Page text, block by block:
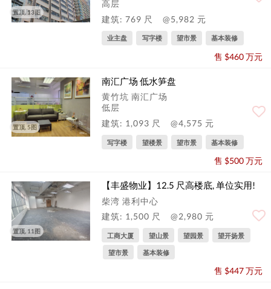
置顶, 13图
高层
建筑: 769 尺
@5,982 元
业主盘 写字楼 望市景 基本装修
售 $460 万元
置顶, 5图
南汇广场 低水笋盘
黄竹坑 南汇广场
低层
建筑: 1,093 尺
@4,575 元
写字楼 望楼景 望市景 基本装修
售 $500 万元
置顶, 11图
【丰盛物业】12.5 尺高楼底, 单位实用!
柴湾 港利中心
建筑: 1,500 尺
@2,980 元
工商大厦 望山景 望园景 望开扬景
望市景 基本装修
售 $447 万元